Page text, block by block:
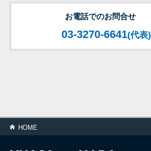
お電話でのお問合せ
03-3270-6641(代表)
HOME